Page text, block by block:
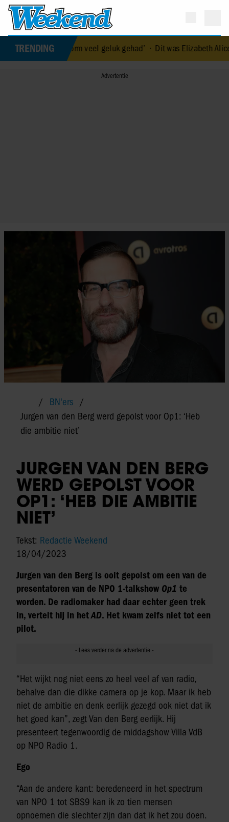
TRENDING
enorm veel geluk gehad’• Dit was Elizabeth Alice Wise,
BN'ers
Jurgen van den Berg werd gepolst voor Op1: ‘Heb
die ambitie niet’
JURGEN VAN DEN BERG
WERD GEPOLST VOOR
OP1: ‘HEB DIE AMBITIE
NIET’
Tekst: Redactie Weekend
18/04/2023
Jurgen van den Berg is ooit gepolst om een van de
presentatoren van de NPO 1-talkshow Op1 te
worden. De radiomaker had daar echter geen trek
in, vertelt hij in hetAD. Het kwam zelfs niet tot een
pilot.
“Het wijkt nog niet eens zo heel veel af van radio,
behalve dan die dikke camera op je kop. Maar ik heb
niet de ambitie en denk eerlijk gezegd ook niet dat ik
het goed kan”, zegt Van den Berg eerlijk. Hij
presenteert tegenwoordig de middagshow Villa VdB
op NPO Radio 1.
Ego
“Aan de andere kant: beredeneerd in het spectrum
van NPO 1 tot SBS9 kan ik zo tien mensen
opnoemen die slechter zijn dan dat ik het zou doen.